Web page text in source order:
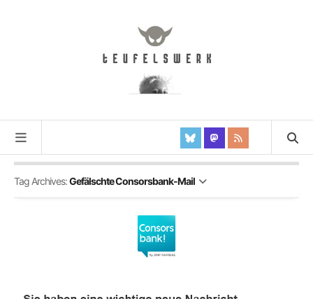
Tag Archives:Gefälschte Consorsbank-Mail